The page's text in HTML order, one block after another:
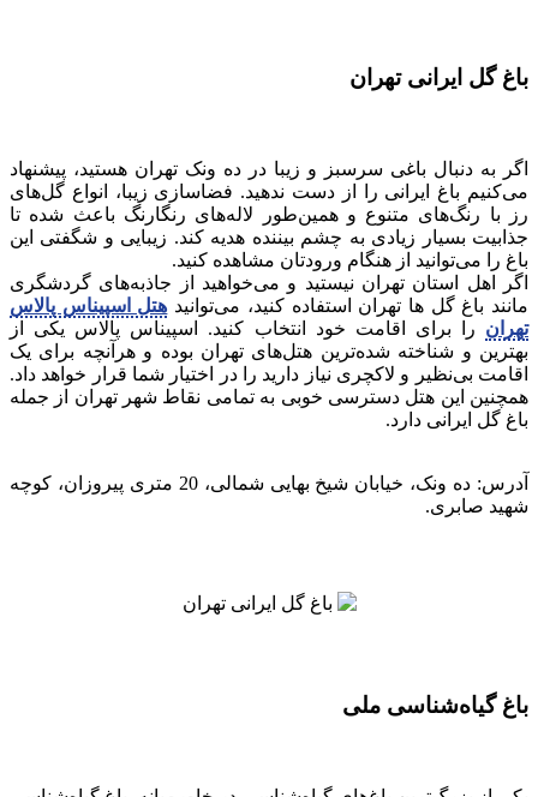
باغ گل ایرانی تهران
اگر به دنبال باغی سرسبز و زیبا در ده ونک تهران هستید، پیشنهاد
می‌کنیم باغ ایرانی را از دست ندهید. فضاسازی زیبا، انواع گل‌های
رز با رنگ‌های متنوع و همین‌طور لاله‌های رنگارنگ باعث شده تا
جذابیت بسیار زیادی به چشم بیننده هدیه کند. زیبایی و شگفتی این
باغ را می‌توانید از هنگام ورودتان مشاهده کنید.
اگر اهل استان تهران نیستید و می‌خواهید از جاذبه‌های گردشگری
مانند باغ گل ها تهران استفاده کنید، می‌توانید هتل اسپیناس پالاس
تهران را برای اقامت خود انتخاب کنید. اسپیناس پالاس یکی از
بهترین و شناخته شده‌ترین هتل‌های تهران بوده و هرآنچه برای یک
اقامت بی‌نظیر و لاکچری نیاز دارید را در اختیار شما قرار خواهد داد.
همچنین این هتل دسترسی خوبی به تمامی نقاط شهر تهران از جمله
باغ گل ایرانی دارد.
آدرس: ده ونک، خیابان شیخ بهایی شمالی، 20 متری پیروزان، کوچه
شهید صابری.
باغ گیاه‌شناسی ملی